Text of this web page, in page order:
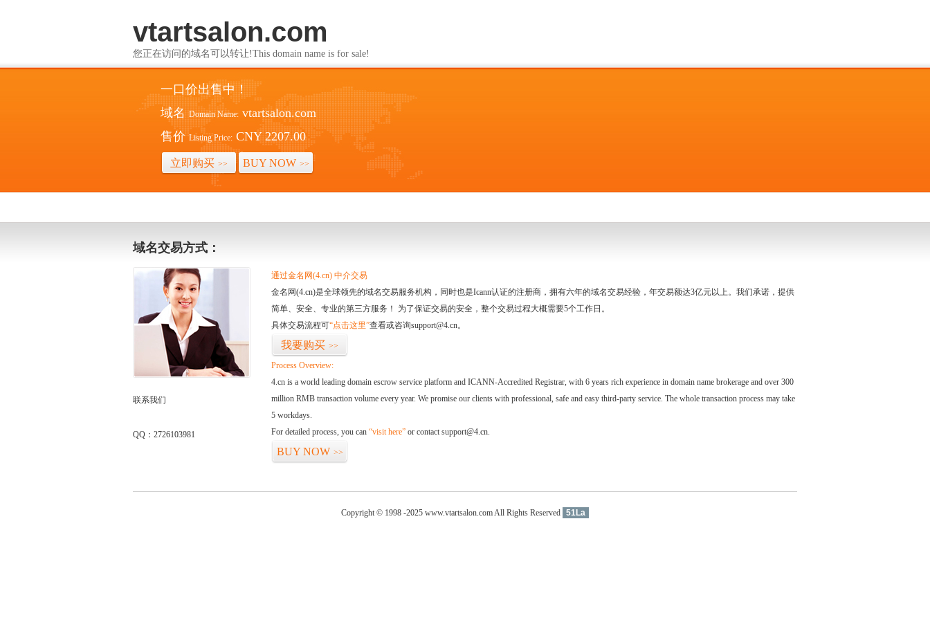
vtartsalon.com
您正在访问的域名可以转让!This domain name is for sale!
一口价出售中！
域名 Domain Name: vtartsalon.com
售价 Listing Price: CNY 2207.00
立即购买 >> BUY NOW >>
域名交易方式：
联系我们
QQ：2726103981
通过金名网(4.cn) 中介交易
金名网(4.cn)是全球领先的域名交易服务机构，同时也是Icann认证的注册商，拥有六年的域名交易经验，年交易额达3亿元以上。我们承诺，提供
简单、安全、专业的第三方服务！ 为了保证交易的安全，整个交易过程大概需要5个工作日。
具体交易流程可“点击这里”查看或咨询support@4.cn。
我要购买 >>
Process Overview:
4.cn is a world leading domain escrow service platform and ICANN-Accredited Registrar, with 6 years rich experience in domain name brokerage and over 300
million RMB transaction volume every year. We promise our clients with professional, safe and easy third-party service. The whole transaction process may take
5 workdays.
For detailed process, you can “visit here” or contact support@4.cn.
BUY NOW >>
Copyright © 1998 -2025 www.vtartsalon.com All Rights Reserved 51La